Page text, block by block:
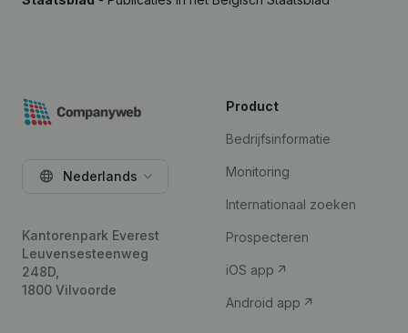
Nederlands
Kantorenpark Everest
Leuvensesteenweg
248D,
1800 Vilvoorde
Product
Bedrijfsinformatie
Monitoring
Internationaal zoeken
Prospecteren
iOS app
Android app